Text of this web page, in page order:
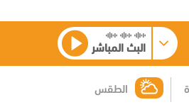
البث المباشر
الطقس